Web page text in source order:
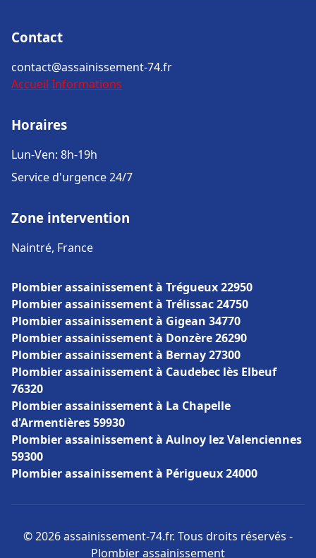
Contact
contact@assainissement-74.fr
Accueil Informations
Horaires
Lun-Ven: 8h-19h
Service d'urgence 24/7
Zone intervention
Naintré, France
Plombier assainissement à Trégueux 22950
Plombier assainissement à Trélissac 24750
Plombier assainissement à Gigean 34770
Plombier assainissement à Donzère 26290
Plombier assainissement à Bernay 27300
Plombier assainissement à Caudebec lès Elbeuf
76320
Plombier assainissement à La Chapelle
d'Armentières 59930
Plombier assainissement à Aulnoy lez Valenciennes
59300
Plombier assainissement à Périgueux 24000
© 2026 assainissement-74.fr. Tous droits réservés -
Plombier assainissement